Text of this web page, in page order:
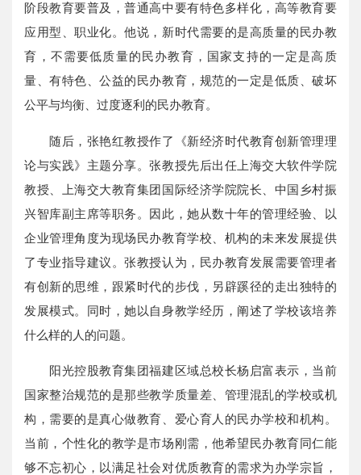
阶段教育要普及，普通高中要有特色多样化，高等教育要
应用型、职业化。他说，新时代需要的是高质量的民办教
育，不需要低质量的民办教育，国家支持的一定是高质
量、有特色、公益的民办教育，规范的一定是低质、破坏
公平与均衡、过度逐利的民办教育。
随后，张艳红教授作了《新经济时代教育创新管理理
论与实践》主题分享。张教授先后出任上海交大软件学院
教授、上海交大教育集团国际经济学院院长、中国乡村振
兴智库副主席等职务。因此，她从数十年的管理经验、以
企业管理角度为现场民办教育学校、机构的未来发展提供
了专业指导建议。张教授认为，民办教育发展需要管理者
有创新的思维，跟紧时代的步伐，另辟蹊径的走出独特的
发展模式。同时，她以自身教学经历，阐述了学校该培养
什么样的人的问题。
阳光控股教育集团福建区域总校长杨启富表示，当前
国家整治规范的是那些教学质量差、管理混乱的学校或机
构，需要的是真心做教育、爱心育人的民办学校和机构。
当前，个性化的教学是市场刚需，他希望民办教育同仁能
够不忘初心，以满足社会对优质教育的需求为办学宗旨，